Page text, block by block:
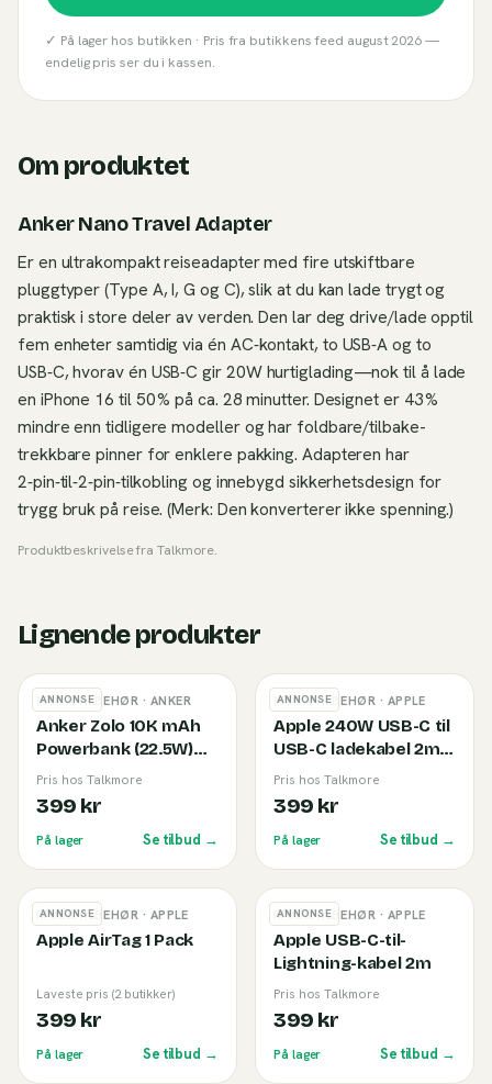
✓ På lager hos butikken · Pris fra butikkens feed august 2026—
endelig pris ser du i kassen.
Om produktet
Anker Nano Travel Adapter
Er en ultrakompakt reiseadapter med fire utskiftbare
pluggtyper (Type A, I, G og C), slik at du kan lade trygt og
praktisk i store deler av verden. Den lar deg drive/lade opptil
fem enheter samtidig via én AC‑kontakt, to USB‑A og to
USB‑C, hvorav én USB‑C gir 20W hurtiglading—nok til å lade
en iPhone 16 til 50 % på ca. 28 minutter. Designet er 43 %
mindre enn tidligere modeller og har foldbare/tilbake­
trekkbare pinner for enklere pakking. Adapteren har
2‑pin‑til‑2‑pin‑tilkobling og innebygd sikkerhetsdesign for
trygg bruk på reise. (Merk: Den konverterer ikke spenning.)
Produktbeskrivelse fraTalkmore.
Lignende produkter
ANNONSE
MOBILTILBEHØR · ANKER
Anker Zolo 10K mAh
Powerbank (22.5W)
Black
Pris hos Talkmore
399 kr
På lager Se tilbud →
ANNONSE
MOBILTILBEHØR · APPLE
Apple 240W USB-C til
USB-C ladekabel 2m
White
Pris hos Talkmore
399 kr
På lager Se tilbud →
ANNONSE
MOBILTILBEHØR · APPLE
Apple AirTag 1 Pack
Laveste pris (2 butikker)
399 kr
På lager Se tilbud →
ANNONSE
MOBILTILBEHØR · APPLE
Apple USB-C-til-
Lightning-kabel 2m
Pris hos Talkmore
399 kr
På lager Se tilbud →